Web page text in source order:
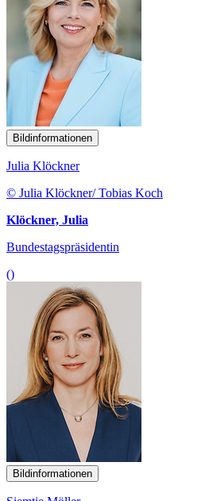
Bildinformationen
Julia Klöckner
© Julia Klöckner/ Tobias Koch
Klöckner, Julia
Bundestagspräsidentin
()
Bildinformationen